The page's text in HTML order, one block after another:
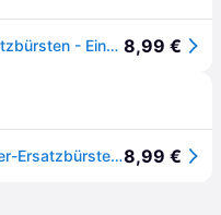
1410 3424100 Fugenreiniger-ersatzbürsten - Einhell 8,99 €
Einhell 3424100 1410 Fugenreiniger-Ersatzbürsten Stahl8,99 €